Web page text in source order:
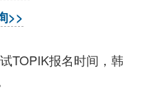
>>
TOPIK报名时间，韩